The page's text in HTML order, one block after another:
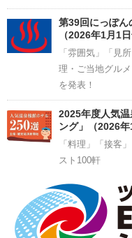
第39回にっぽん
（2026年1月1日
「雰囲気」「見
理・ご当地グル
を発表！
2025年度人気
ング」（2026年
「料理」「接客
スト100軒